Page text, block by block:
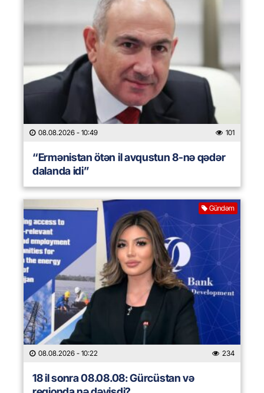
08.08.2026 - 10:49 101
“Ermənistan ötən il avqustun 8-nə qədər
dalanda idi”
Gündəm
08.08.2026 - 10:22 234
18 il sonra 08.08.08: Gürcüstan və